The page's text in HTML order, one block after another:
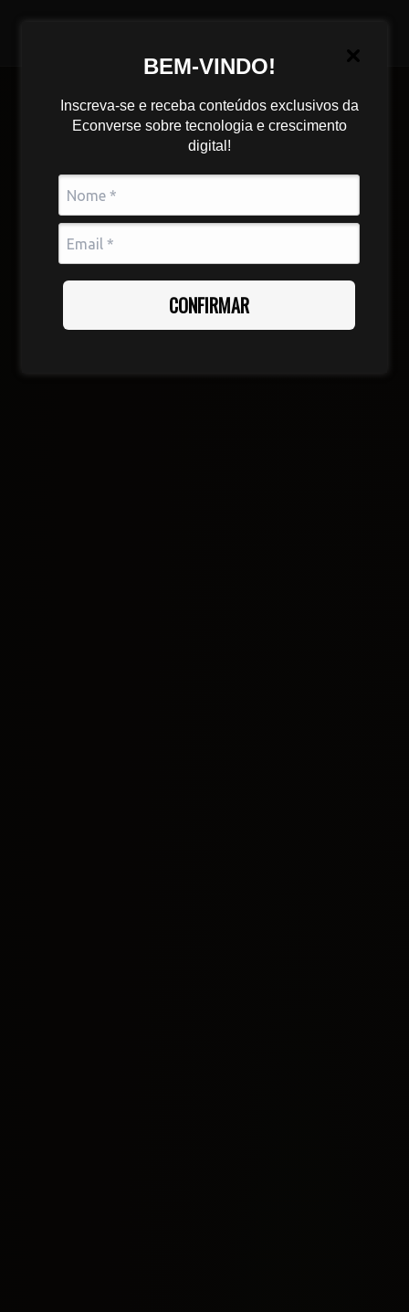
BEM-VINDO!
Inscreva-se e receba conteúdos exclusivos da
Econverse sobre tecnologia e crescimento
digital!
CONFIRMAR
We are Digital agency
Agência de implementação,
evolução e marketing para
e-commerce
Começar um projeto